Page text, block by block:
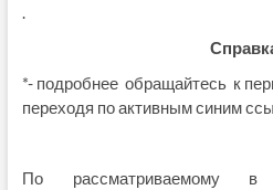
.
*- подробнее обращайтесь к
переходя по активным синим
По рассматриваемому в